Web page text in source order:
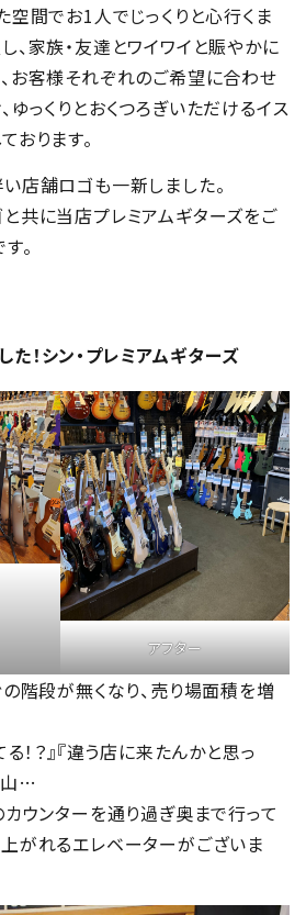
空間でお1人でじっくりと心行くま
、家族・友達とワイワイと賑やかに
お客様それぞれのご希望に合わせ
ゆっくりとおくつろぎいただけるイス
おります。
店舗ロゴも一新しました。
共に当店プレミアムギターズをご
。
た！シン・プレミアムギターズ
アフター
階段が無くなり、売り場面積を増
る！？』『違う店に来たんかと思っ
山…
ウンターを通り過ぎ奥まで行って
がれるエレベーターがございま